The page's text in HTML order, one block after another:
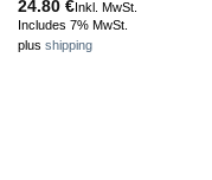
24.80 €Inkl. MwSt.
Includes 7% MwSt.
plus shipping